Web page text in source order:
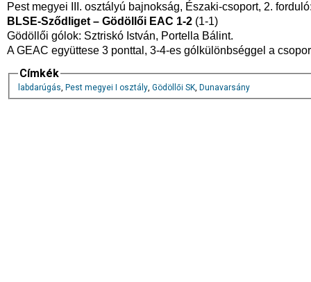
Pest megyei III. osztályú bajnokság, Északi-csoport, 2.
BLSE-Sződliget – Gödöllői EAC 1-2 (1-1)
Gödöllői gólok: Sztriskó István, Portella Bálint.
A GEAC együttese 3 ponttal, 3-4-es gólkülönbséggel a
Címkék
labdarúgás, Pest megyei I osztály, Gödöllői SK, Dunavarsány